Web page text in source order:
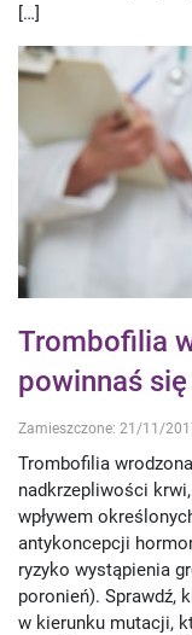
[…]
Trombofilia
powinnaś
Zamieszczone: 21/11/
Trombofilia
nadkrzepliwości
wpływem
antykoncepcji
ryzyko wystąpienia
poronień). Sprawdź,
w kierunku mutacji,